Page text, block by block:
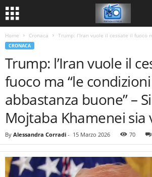
Home Cronaca Trump: l’Iran vuole il cessate il fuoco
CRONACA
Trump: l’Iran vuole il
fuoco ma “le
abbastanza buone” –
Mojtaba Khamenei sia
By Alessandra Corradi - 15 Marzo 2026 70